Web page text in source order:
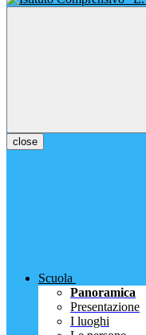
close
Scuola
Panoramica
Presentazione
I luoghi